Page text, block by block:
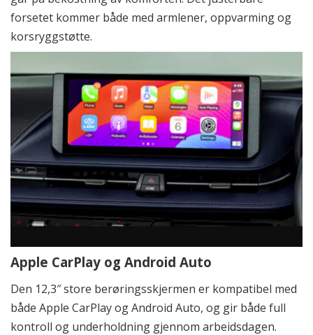
forsetet kommer både med armlener, oppvarming og
korsryggstøtte.
Apple CarPlay og Android Auto
Den 12,3″ store berøringsskjermen er kompatibel med
både Apple CarPlay og Android Auto, og gir både full
kontroll og underholdning gjennom arbeidsdagen.